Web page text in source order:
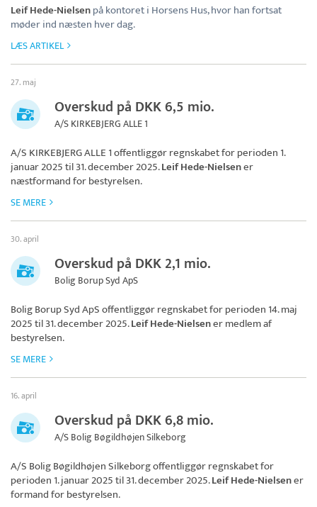
Leif Hede-Nielsenpå kontoret i Horsens Hus, hvor han fortsat
møder ind næsten hver dag.
LÆS ARTIKEL
27. maj
Overskud på DKK 6,5 mio.
A/S KIRKEBJERG ALLE 1
A/S KIRKEBJERG ALLE 1offentliggør regnskabet for perioden 1.
januar 2025 til 31. december 2025.Leif Hede-Nielsener
næstformand for bestyrelsen.
SE MERE
30. april
Overskud på DKK 2,1 mio.
Bolig Borup Syd ApS
Bolig Borup Syd ApSoffentliggør regnskabet for perioden 14. maj
2025 til 31. december 2025.Leif Hede-Nielsener medlem af
bestyrelsen.
SE MERE
16. april
Overskud på DKK 6,8 mio.
A/S Bolig Bøgildhøjen Silkeborg
A/S Bolig Bøgildhøjen Silkeborgoffentliggør regnskabet for
perioden 1. januar 2025 til 31. december 2025.Leif Hede-Nielsener
formand for bestyrelsen.